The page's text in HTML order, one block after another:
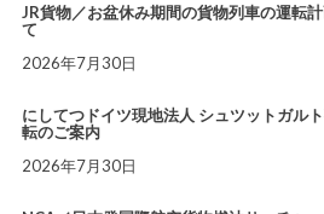
JR貨物／お盆休み期間の貨物列車の運転
て
2026年7月30日
にしてつドイツ現地法人 シュツットガル
転のご案内
2026年7月30日